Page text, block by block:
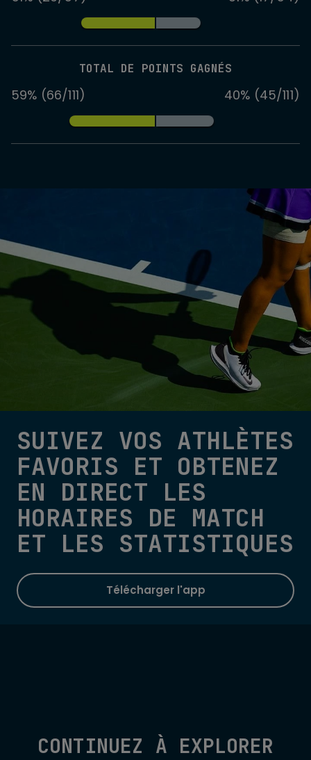
TOTAL DE POINTS GAGNÉS
59% (66/111) 40% (45/111)
SUIVEZ VOS ATHLÈTES
FAVORIS ET OBTENEZ
EN DIRECT LES
HORAIRES DE MATCH
ET LES STATISTIQUES
Télécharger l'app
CONTINUEZ À EXPLORER